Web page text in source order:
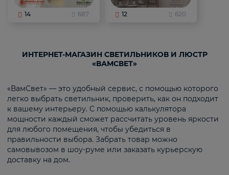
14 687 12 620
ИНТЕРНЕТ-МАГАЗИН СВЕТИЛЬНИКОВ И ЛЮСТР
«ВАМСВЕТ»
«ВамСвет» — это удобный сервис, с помощью которого
легко выбрать светильник, проверить, как он подходит
к вашему интерьеру. С помощью калькулятора
мощности каждый сможет рассчитать уровень яркости
для любого помещения, чтобы убедиться в
правильности выбора. Забрать товар можно
самовывозом в шоу-руме или заказать курьерскую
доставку на дом.